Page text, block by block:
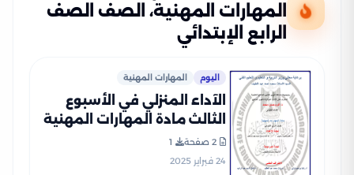
المهارات المهنية، الصف الصف
الرابع الإبتدائي
اليوم المهارات المهنية
الآداء المنزلي في الأسبوع
الثالث مادة المهارات المهنية
للصف الرابع الإبتدائي الترم
الثاني 2025 بصيغة PDF
2 صفحة
1
24 فبراير 2025